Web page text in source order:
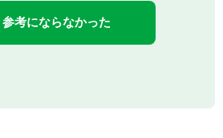
参考にならなかった